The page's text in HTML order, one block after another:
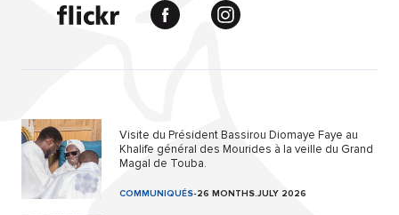
Visite du Président Bassirou Diomaye Faye au
Khalife général des Mourides à la veille du Grand
Magal de Touba.
COMMUNIQUÉS-26 MONTHS.JULY 2026